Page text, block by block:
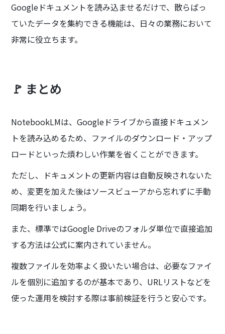
Googleドキュメントを読み込ませるだけで、散らばっ
ていたデータを集約できる機能は、日々の業務において
非常に役立ちます。
🚩 まとめ
NotebookLMは、Googleドライブから直接ドキュメン
トを読み込めるため、ファイルのダウンロード・アップ
ロードといった煩わしい作業を省くことができます。
ただし、ドキュメントの更新内容は自動反映されないた
め、変更を加えた後はソースビューアから忘れずに手動
同期を行いましょう。
また、標準ではGoogle Driveのフォルダ単位で直接追加
する方法は公式に案内されていません。
複数ファイルを効率よく扱いたい場合は、必要なファイ
ルを個別に追加するのが基本であり、URLリストなどを
使った運用を検討する際は事前検証を行うと安心です。